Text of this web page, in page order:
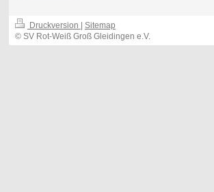
Druckversion
Sitemap
© SV Rot-Weiß Groß Gleidingen e.V.